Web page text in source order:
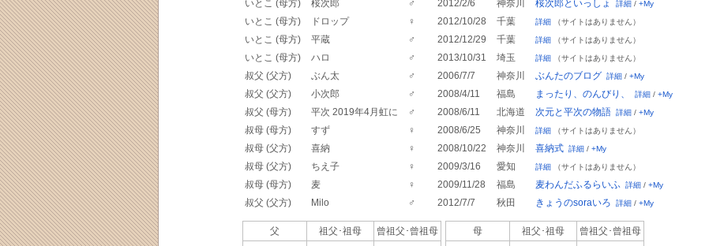
いとこ (母方) 桜次郎 ♂ 2012/2/6 神奈川 桜次郎といっしょ 詳細/ +My
いとこ (母方) ドロップ ♀ 2012/10/28 千葉 詳細（サイトはありません）
いとこ (母方) 平蔵 ♂ 2012/12/29 千葉 詳細（サイトはありません）
いとこ (母方) ハロ ♂ 2013/10/31 埼玉 詳細（サイトはありません）
叔父 (父方) ぶん太 ♂ 2006/7/7 神奈川 ぶんたのブログ 詳細/ +My
叔父 (父方) 小次郎 ♂ 2008/4/11 福島 まったり、のんびり、 詳細/ +My
叔父 (母方) 平次 2019年4月虹に ♂ 2008/6/11 北海道 次元と平次の物語 詳細/ +My
叔母 (母方) すず ♀ 2008/6/25 神奈川 詳細（サイトはありません）
叔母 (父方) 喜納 ♀ 2008/10/22 神奈川 喜納式 詳細/ +My
叔母 (父方) ちえ子 ♀ 2009/3/16 愛知 詳細（サイトはありません）
叔母 (母方) 麦 ♀ 2009/11/28 福島 麦わんだふるらいふ 詳細/ +My
叔父 (父方) Milo ♂ 2012/7/7 秋田 きょうのsoraいろ 詳細/ +My
父 祖父･祖母 曾祖父･ 曾祖母
母 祖父･祖母 曾祖父･ 曾祖母